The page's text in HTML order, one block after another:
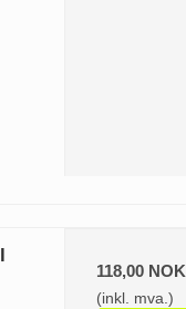
118,00 NOK
(inkl. mva.)